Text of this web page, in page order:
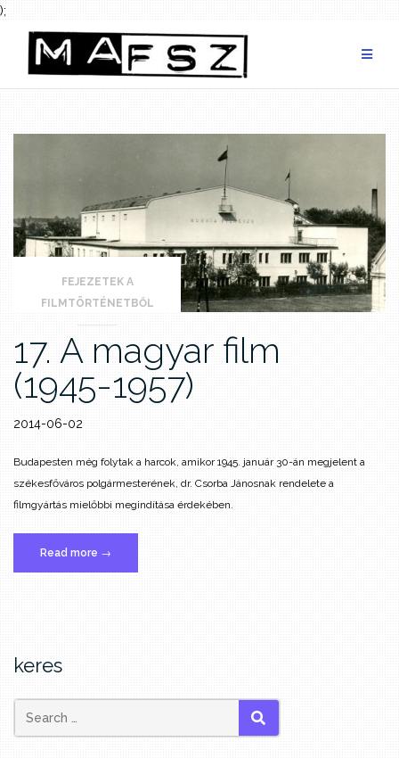
);
content
FEJEZETEK A
FILMTÖRTÉNETBŐL
17. A magyar film
(1945-1957)
2014-06-02
Budapesten még folytak a harcok, amikor 1945. január 30-án megjelent a
székesfőváros polgármesterének, dr. Csorba Jánosnak rendelete a
filmgyártás mielőbbi megindítása érdekében.
Read more „17.
A
→
keres
SEARCH